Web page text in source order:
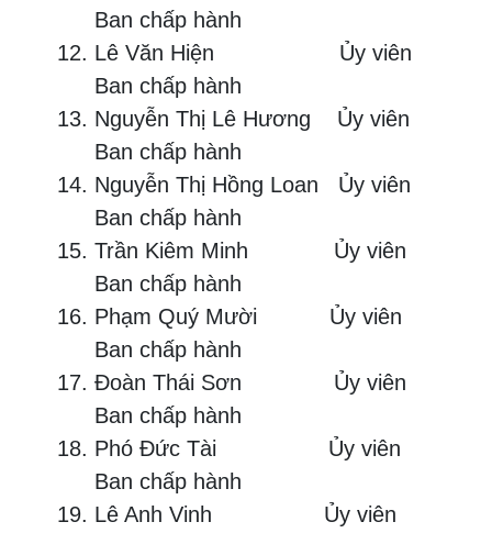
Ban chấp hành
Lê Văn Hiện Ủy viên
Ban chấp hành
Nguyễn Thị Lê Hương Ủy viên
Ban chấp hành
Nguyễn Thị Hồng Loan Ủy viên
Ban chấp hành
Trần Kiêm Minh Ủy viên
Ban chấp hành
Phạm Quý Mười Ủy viên
Ban chấp hành
Đoàn Thái Sơn Ủy viên
Ban chấp hành
Phó Đức Tài Ủy viên
Ban chấp hành
Lê Anh Vinh Ủy viên